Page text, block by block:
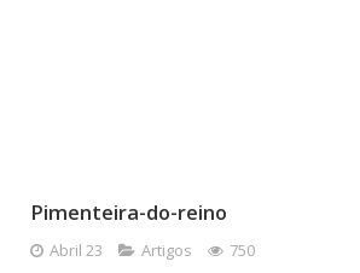
Pimenteira-do-reino
Abril 23 Artigos 750